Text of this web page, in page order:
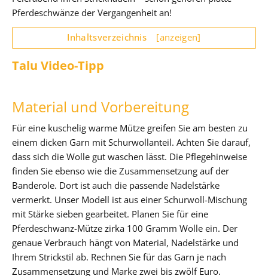
Pferdeschwänze der Vergangenheit an!
Inhaltsverzeichnis [anzeigen]
Talu Video-Tipp
Material und Vorbereitung
Für eine kuschelig warme Mütze greifen Sie am besten zu
einem dicken Garn mit Schurwollanteil. Achten Sie darauf,
dass sich die Wolle gut waschen lässt. Die Pflegehinweise
finden Sie ebenso wie die Zusammensetzung auf der
Banderole. Dort ist auch die passende Nadelstärke
vermerkt. Unser Modell ist aus einer Schurwoll-Mischung
mit Stärke sieben gearbeitet. Planen Sie für eine
Pferdeschwanz-Mütze zirka 100 Gramm Wolle ein. Der
genaue Verbrauch hängt von Material, Nadelstärke und
Ihrem Strickstil ab. Rechnen Sie für das Garn je nach
Zusammensetzung und Marke zwei bis zwölf Euro.